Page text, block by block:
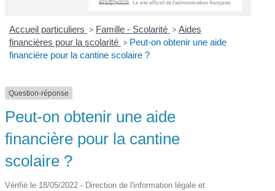
Accueil particuliers > Famille - Scolarité > Aides
financières pour la scolarité > Peut-on obtenir une aide
financière pour la cantine scolaire ?
Question-réponse
Peut-on obtenir une aide
financière pour la cantine
scolaire ?
Vérifié le 18/05/2022 - Direction de l'information légale et